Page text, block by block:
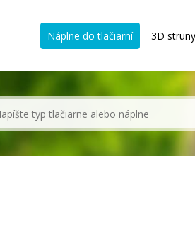
Náplne do tlačiarní 3D struny